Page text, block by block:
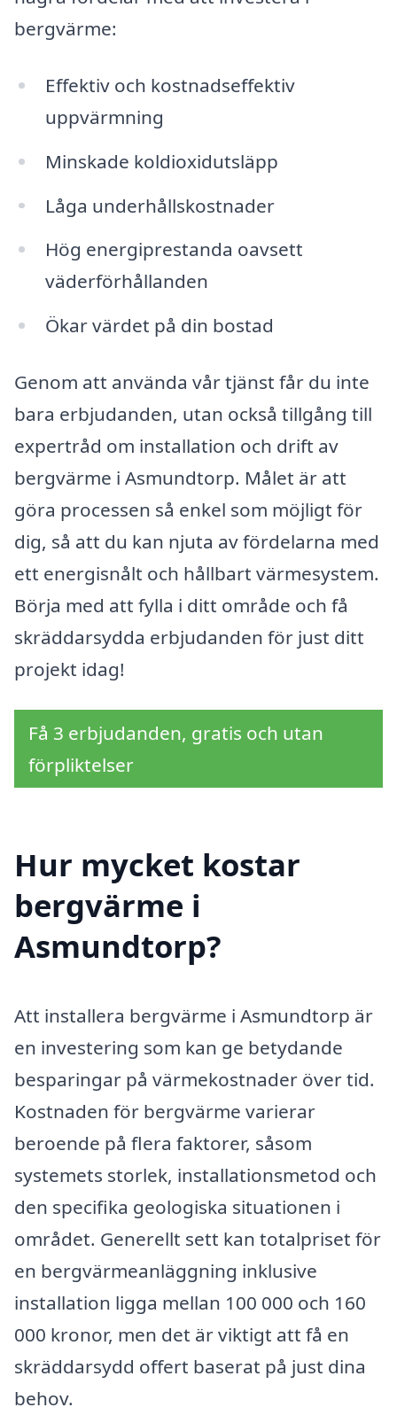
bergvärme:
Effektiv och kostnadseffektiv
uppvärmning
Minskade koldioxidutsläpp
Låga underhållskostnader
Hög energiprestanda oavsett
väderförhållanden
Ökar värdet på din bostad
Genom att använda vår tjänst får du inte
bara erbjudanden, utan också tillgång till
expertråd om installation och drift av
bergvärme i Asmundtorp. Målet är att
göra processen så enkel som möjligt för
dig, så att du kan njuta av fördelarna med
ett energisnålt och hållbart värmesystem.
Börja med att fylla i ditt område och få
skräddarsydda erbjudanden för just ditt
projekt idag!
Få 3 erbjudanden, gratis och utan
förpliktelser
Hur mycket kostar
bergvärme i
Asmundtorp?
Att installera bergvärme i Asmundtorp är
en investering som kan ge betydande
besparingar på värmekostnader över tid.
Kostnaden för bergvärme varierar
beroende på flera faktorer, såsom
systemets storlek, installationsmetod och
den specifika geologiska situationen i
området. Generellt sett kan totalpriset för
en bergvärmeanläggning inklusive
installation ligga mellan 100 000 och 160
000 kronor, men det är viktigt att få en
skräddarsydd offert baserat på just dina
behov.